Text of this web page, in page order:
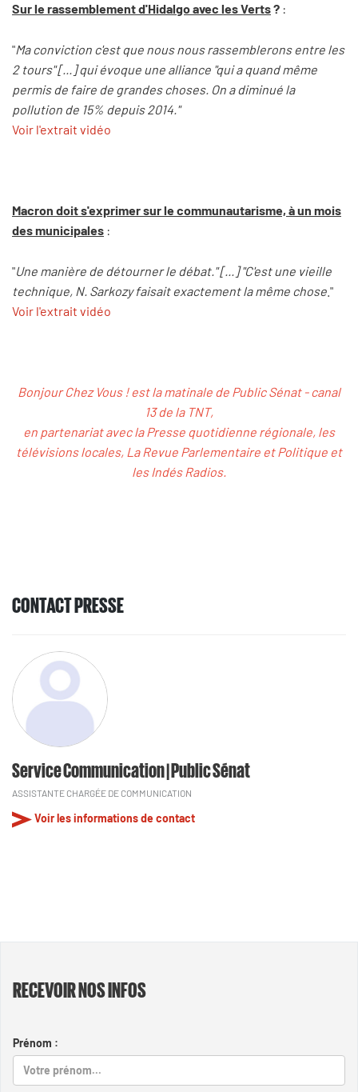
Sur le rassemblement d'Hidalgo avec les Verts? :
"Ma conviction c'est que nous nous rassemblerons entre les
2 tours" [...] qui évoque une alliance "qui a quand même
permis de faire de grandes choses. On a diminué la
pollution de 15% depuis 2014."
Voir l'extrait vidéo
Macron doit s'exprimer sur le communautarisme, à un mois
des municipales :
"Une manière de détourner le débat." [...] "C'est une vieille
technique, N. Sarkozy faisait exactement la même chose ."
Voir l'extrait vidéo
Bonjour Chez Vous ! est la matinale de Public Sénat - canal
13 de la TNT,
en partenariat avec la Presse quotidienne régionale, les
télévisions locales, La Revue Parlementaire et Politique et
les Indés Radios.
CONTACT PRESSE
Service Communication | Public Sénat
ASSISTANTE CHARGÉE DE COMMUNICATION
Voir les informations de contact
RECEVOIR NOS INFOS
Prénom :